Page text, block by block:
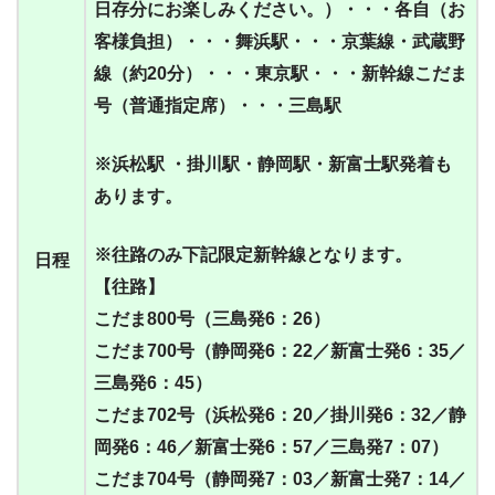
日程
日存分にお楽しみください。）・・・各自（お
客様負担）・・・舞浜駅・・・京葉線・武蔵野
線（約20分）・・・東京駅・・・新幹線こだま
号（普通指定席）・・・三島駅
※浜松駅 ・掛川駅・静岡駅・新富士駅発着も
あります。
※往路のみ下記限定新幹線となります。
【往路】
こだま800号（三島発6：26）
こだま700号（静岡発6：22／新富士発6：35／
三島発6：45）
こだま702号（浜松発6：20／掛川発6：32／静
岡発6：46／新富士発6：57／三島発7：07）
こだま704号（静岡発7：03／新富士発7：14／